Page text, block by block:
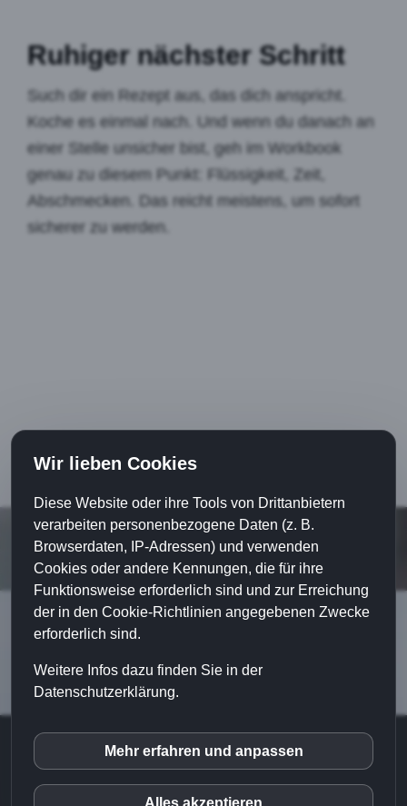
Ruhiger nächster Schritt
Such dir ein Rezept aus, das dich anspricht.
Koche es einmal nach. Und wenn du danach an
einer Stelle unsicher bist, geh im Workbook
genau zu diesem Punkt: Flüssigkeit, Zeit,
Abschmecken. Das reicht meistens, um sofort
sicherer zu werden.
Home|Impressum|Datenschutz
Sales-Implementierung - Login|
Haftungsausschluss|Kontakt|
Wir lieben Cookies
Diese Website oder ihre Tools von Drittanbietern
verarbeiten personenbezogene Daten (z. B.
Browserdaten, IP-Adressen) und verwenden
Cookies oder andere Kennungen, die für ihre
Funktionsweise erforderlich sind und zur Erreichung
der in den Cookie-Richtlinien angegebenen Zwecke
erforderlich sind.
Weitere Infos dazu finden Sie in der
Datenschutzerklärung.
inCMS
Mehr erfahren und anpassen
Alles akzeptieren